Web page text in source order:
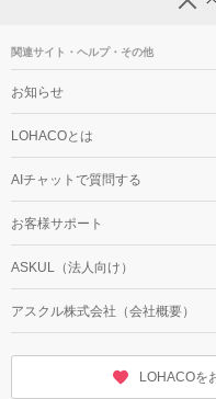
関連サイト・ヘルプ・その他
お知らせ
LOHACOとは
AIチャットで質問する
お客様サポート
ASKUL（法人向け）
アスクル株式会社（会社概要）
LOHACOを